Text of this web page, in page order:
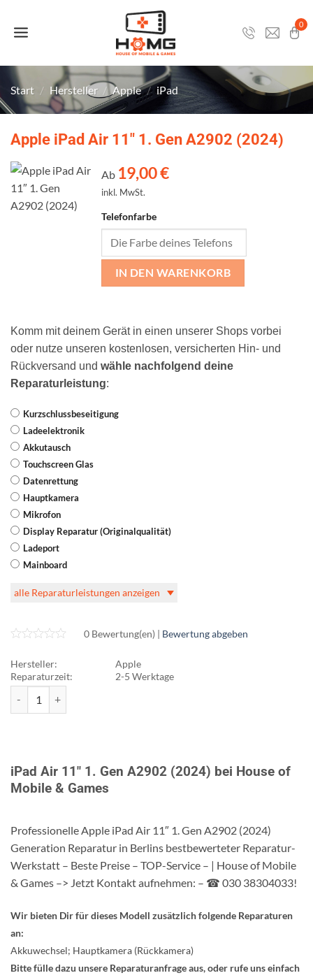
Inhalt
0
Start / Hersteller / Apple / iPad
Apple iPad Air 11″ 1. Gen A2902 (2024)
Komm mit deinem Gerät in einen unserer Shops vorbei
oder nutze unseren kostenlosen, versicherten Hin- und
Rückversand und wähle nachfolgend deine
Reparaturleistung:
Kurzschlussbeseitigung
Ladeelektronik
Akkutausch
Touchscreen Glas
Datenrettung
Hauptkamera
Mikrofon
Display Reparatur (Originalqualität)
Ladeport
Mainboard
alle Reparaturleistungen anzeigen
0 Bewertung(en) | Bewertung abgeben
Hersteller:
Apple
Reparaturzeit:
2-5 Werktage
Telefonfarbe
IN DEN WARENKORB
Ab 19,00€
inkl. MwSt.
iPad Air 11" 1. Gen A2902 (2024) bei House of
Mobile & Games
Professionelle Apple iPad Air 11″ 1. Gen A2902 (2024)
Generation Reparatur in Berlins bestbewerteter Reparatur-
Werkstatt – Beste Preise – TOP-Service – | House of Mobile
& Games –> Jetzt Kontakt aufnehmen: – ☎ 030 38304033!
Wir bieten Dir für dieses Modell zusätzlich folgende Reparaturen
an:
Akkuwechsel; Hauptkamera (Rückkamera)
Bitte fülle dazu unsere Reparaturanfrage aus, oder rufe uns einfach